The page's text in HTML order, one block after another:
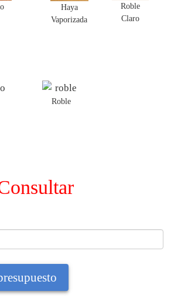
Haya
Vaporizada
Roble
Claro
Roble